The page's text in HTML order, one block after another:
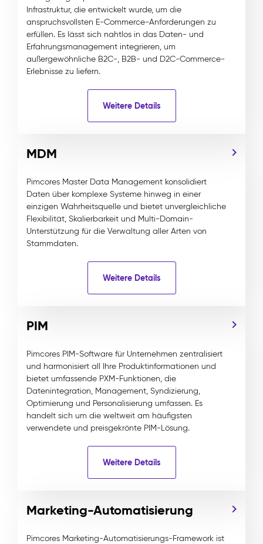
Infrastruktur, die entwickelt wurde, um die
anspruchsvollsten E-Commerce-Anforderungen zu
erfüllen. Es lässt sich nahtlos in das Daten- und
Erfahrungsmanagement integrieren, um
außergewöhnliche B2C-, B2B- und D2C-Commerce-
Erlebnisse zu liefern.
Weitere Details
MDM
Pimcores Master Data Management konsolidiert
Daten über komplexe Systeme hinweg in einer
einzigen Wahrheitsquelle und bietet unvergleichliche
Flexibilität, Skalierbarkeit und Multi-Domain-
Unterstützung für die Verwaltung aller Arten von
Stammdaten.
Weitere Details
PIM
Pimcores PIM-Software für Unternehmen zentralisiert
und harmonisiert all Ihre Produktinformationen und
bietet umfassende PXM-Funktionen, die
Datenintegration, Management, Syndizierung,
Optimierung und Personalisierung umfassen. Es
handelt sich um die weltweit am häufigsten
verwendete und preisgekrönte PIM-Lösung.
Weitere Details
Marketing-Automatisierung
Pimcores Marketing-Automatisierungs-Framework ist